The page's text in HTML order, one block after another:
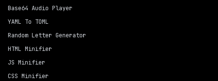
Base64 Audio Player
YAML To TOML
Random Letter Generator
HTML Minifier
JS Minifier
CSS Minifier